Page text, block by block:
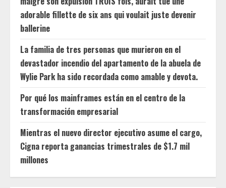
adorable fillette de six ans qui voulait juste devenir
ballerine
La familia de tres personas que murieron en el
devastador incendio del apartamento de la abuela de
Wylie Park ha sido recordada como amable y devota.
Por qué los mainframes están en el centro de la
transformación empresarial
Mientras el nuevo director ejecutivo asume el cargo,
Cigna reporta ganancias trimestrales de $1.7 mil
millones